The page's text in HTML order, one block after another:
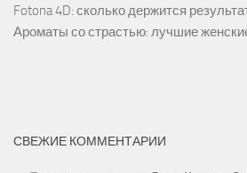
Fotona 4D: сколько держится
Ароматы со страстью: лучшие
СВЕЖИЕ КОММЕНТАРИИ